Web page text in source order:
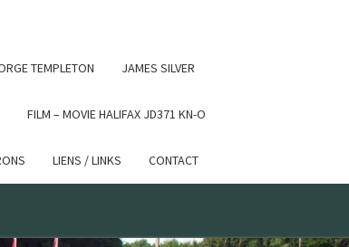
TEMPLETON JAMES SILVER
FILM – MOVIE HALIFAX JD371 KN-O
LIENS / LINKS CONTACT